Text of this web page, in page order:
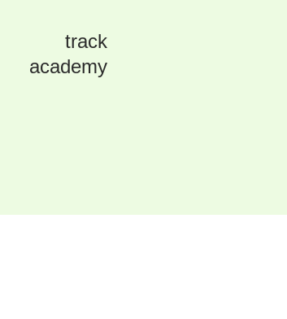
track
academy